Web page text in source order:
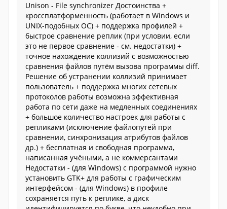
Unison - File synchronizer Достоинства +
кроссплатформенность (работает в Windows и
UNIX-подобных ОС) + поддержка профилей +
быстрое сравнение реплик (при условии, если
это не первое сравнение - см. недостатки) +
точное нахождение коллизий с возможностью
сравнения файлов путём вызова программы diff.
Решение об устранении коллизий принимает
пользователь + поддержка многих сетевых
протоколов работы возможна эффективная
работа по сети даже на медленных соединениях
+ большое количество настроек для работы с
репликами (исключение файлопутей при
сравнении, синхронизация атрибутов файлов
др.) + бесплатная и свободная программа,
написанная учёными, а не коммерсантами
Недостатки - (для Windows) с программой нужно
установить GTK+ для работы с графическим
интерфейсом - (для Windows) в профиле
сохраняется путь к реплике, а диск